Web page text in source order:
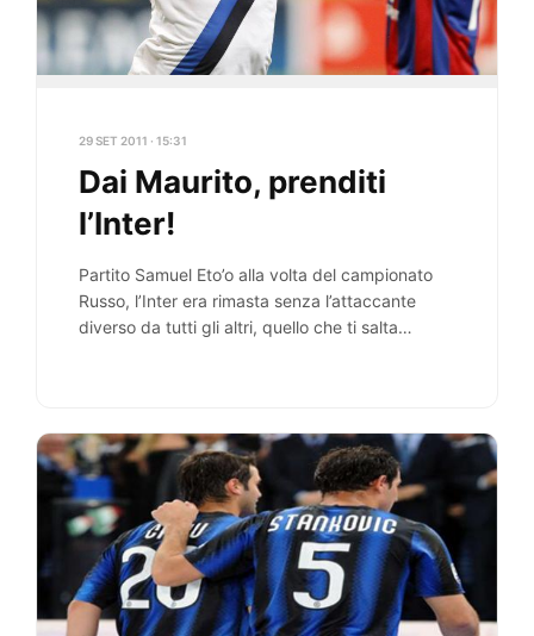
29 SET 2011 · 15:31
Dai Maurito, prenditi
l’Inter!
Partito Samuel Eto’o alla volta del campionato
Russo, l’Inter era rimasta senza l’attaccante
diverso da tutti gli altri, quello che ti salta…